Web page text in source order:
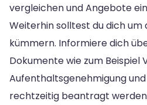
vergleichen und Angebote
Weiterhin solltest du dich
kümmern. Informiere dich
Dokumente wie zum Beispiel
Aufenthaltsgenehmigung
rechtzeitig beantragt